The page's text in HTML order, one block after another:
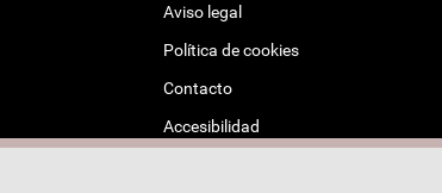
Aviso legal
Política de cookies
Contacto
Accesibilidad